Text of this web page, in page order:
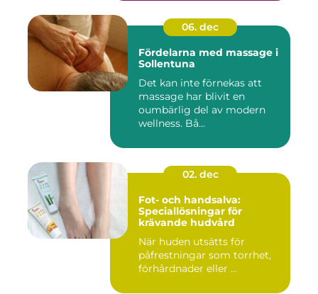
06. dec
Fördelarna med massage i
Sollentuna
Det kan inte förnekas att
massage har blivit en
oumbärlig del av modern
wellness. Bå...
02. dec
Fot- och handsalva:
Speciallösningar för
krävande hudvård
När huden utsätts för
påfrestningar som torrhet,
förhårdnader eller ...